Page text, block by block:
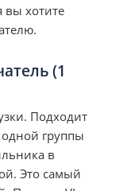
вы хотите
(1
Подходит
группы
в
Это самый